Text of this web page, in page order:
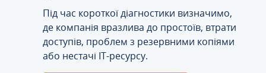
Під час короткої діагностики визначимо,
де компанія вразлива до простоїв, втрати
доступів, проблем з резервними копіями
або нестачі IT-ресурсу.